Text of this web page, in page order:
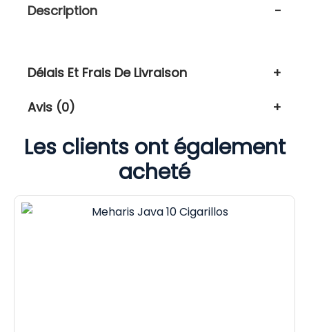
Description
Délais Et Frais De Livraison
Avis (0)
Les clients ont également
acheté